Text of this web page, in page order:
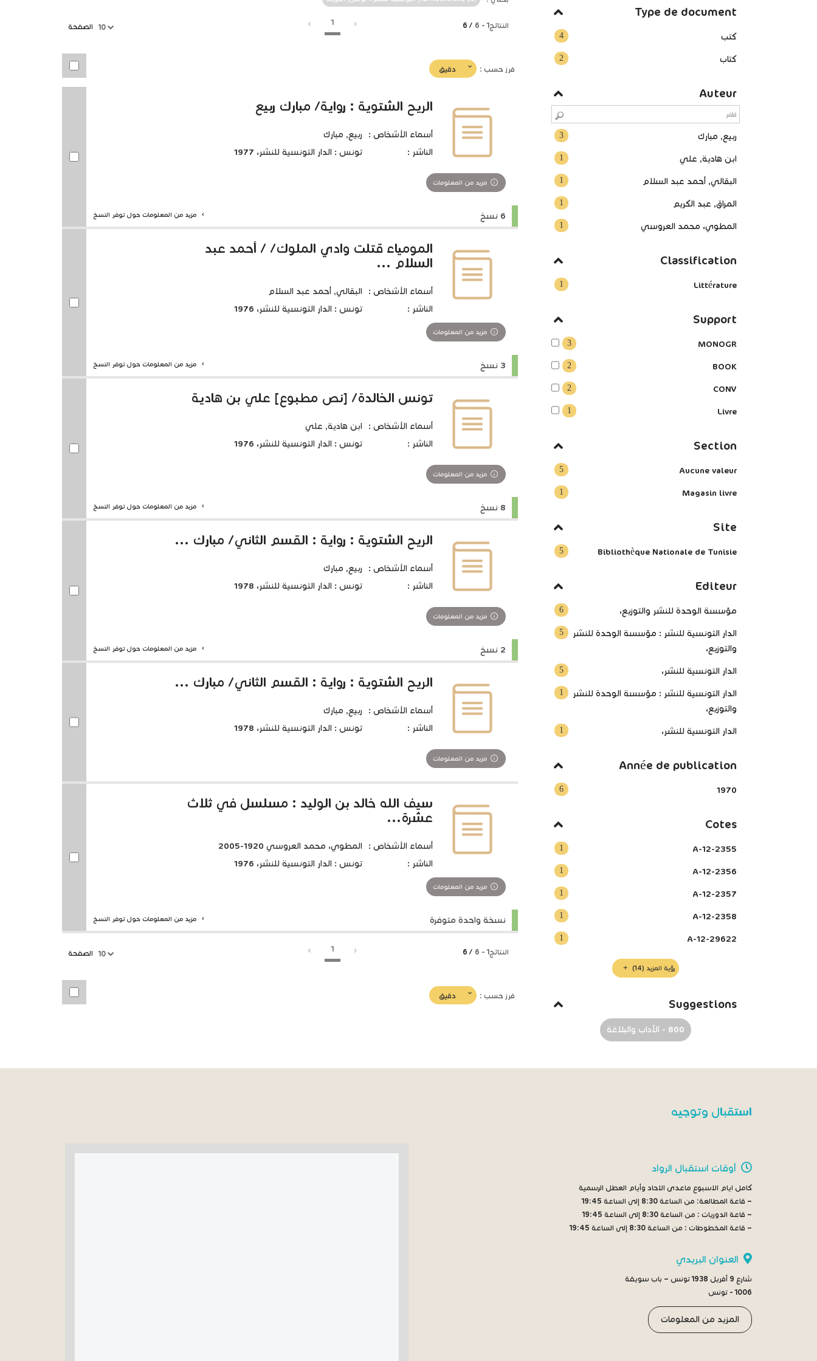
النتائج1
-
6
/ 6
1
10 الصفحة
فرز حسب : (imediatدقيق
الريح الشتوية : رواية/ مبارك ربيع
أسماء الأشخاص :
ربيع, مبارك
الناشر :
تونس : الدار التونسية للنشر، 1977
مزيد من المعلومات
6 نسخ مزيد من المعلومات حول توفر النسخ
المومياء قتلت وادي الملوك/ / أحمد عبد
السلام ...
أسماء الأشخاص :
البقالي, أحمد عبد السلام
الناشر :
تونس : الدار التونسية للنشر‏، 1976
مزيد من المعلومات
3 نسخ مزيد من المعلومات حول توفر النسخ
تونس الخالدة/ [نص مطبوع] علي بن هادية
أسماء الأشخاص :
ابن هادية, علي
الناشر :
تونس : الدار التونسية للنشر، 1976
مزيد من المعلومات
8 نسخ مزيد من المعلومات حول توفر النسخ
الريح الشتوية : رواية : القسم الثاني/ مبارك ...
أسماء الأشخاص :
ربيع, مبارك
الناشر :
تونس : الدار التونسية للنشر، 1978
مزيد من المعلومات
2 نسخ مزيد من المعلومات حول توفر النسخ
الريح الشتوية : رواية : القسم الثاني/ مبارك ...
أسماء الأشخاص :
ربيع, مبارك
الناشر :
تونس : الدار التونسية للنشر، 1978
مزيد من المعلومات
سيف الله خالد بن الوليد : مسلسل في ثلاث
عشرة...
أسماء الأشخاص :
المطوي، محمد العروسي 1920-2005
الناشر :
تونس : الدار التونسية للنشر، 1976
مزيد من المعلومات
نسخة واحدة متوفرة مزيد من المعلومات حول توفر النسخ
النتائج1
-
6
/ 6
1
10 الصفحة
فرز حسب : (imediatدقيق
Type de document
4 كتب
2 كتاب
Auteur
3 ربيع, مبارك
1 ابن هادية, علي
1 البقالي, أحمد عبد السلام
1 المراق, عبد الكريم
1 المطوي، محمد العروسي
Classification
1 Littérature
Support
3 MONOGR
2 BOOK
2 CONV
1 Livre
Section
5 Aucune valeur
1 Magasin livre
Site
5 Bibliothèque Nationale de Tunisie
Editeur
6 مؤسسة الوحدة للنشر والتوزيع،
5
الدار التونسية للنشر : مؤسسة الوحدة للنشر
والتوزيع،
5 الدار التونسية للنشر،
1
الدار التونسية للنشر‏ : مؤسسة الوحدة للنشر
والتوزيع،
1 الدار التونسية للنشر‏،
Année de publication
6 1970
Cotes
1 A-12-2355
1 A-12-2356
1 A-12-2357
1 A-12-2358
1 A-12-29622
رؤية المزيد
Suggestions
800 - الآداب والبلاغة
استقبال وتوجيه
أوقات استقبال الرواد
كامل ايام الاسبوع ماعدى الاحاد وأيام العطل الرسمية
– قاعة المطالعة: من الساعة 8:30 إلى الساعة 19:45
– قاعة الدوريات : من الساعة 8:30 إلى الساعة 19:45
– قاعة المخطوطات : من الساعة 8:30 إلى الساعة 19:45
العنوان البريدي
شارع 9 أفريل 1938 تونس – باب سويقة
1006 - تونس
المزيد من المعلومات